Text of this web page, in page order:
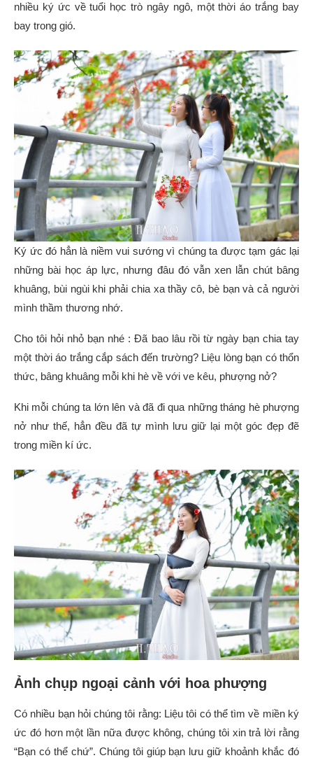
nhiều ký ức về tuổi học trò ngây ngô, một thời áo trắng bay
bay trong gió.
Ký ức đó hẳn là niềm vui sướng vì chúng ta được tạm gác lại
những bài học áp lực, nhưng đâu đó vẫn xen lẫn chút bâng
khuâng, bùi ngùi khi phải chia xa thầy cô, bè bạn và cả người
mình thầm thương nhớ.
Cho tôi hỏi nhỏ bạn nhé : Đã bao lâu rồi từ ngày bạn chia tay
một thời áo trắng cắp sách đến trường? Liệu lòng bạn có thổn
thức, bâng khuâng mỗi khi hè về với ve kêu, phượng nở?
Khi mỗi chúng ta lớn lên và đã đi qua những tháng hè phượng
nở như thế, hẳn đều đã tự mình lưu giữ lại một góc đẹp đẽ
trong miền kí ức.
Ảnh chụp ngoại cảnh với hoa phượng
Có nhiều bạn hỏi chúng tôi rằng: Liệu tôi có thể tìm về miền ký
ức đó hơn một lần nữa được không, chúng tôi xin trả lời rằng
“Bạn có thể chứ”. Chúng tôi giúp bạn lưu giữ khoảnh khắc đó